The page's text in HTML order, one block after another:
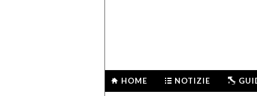
HOME NOTIZIE